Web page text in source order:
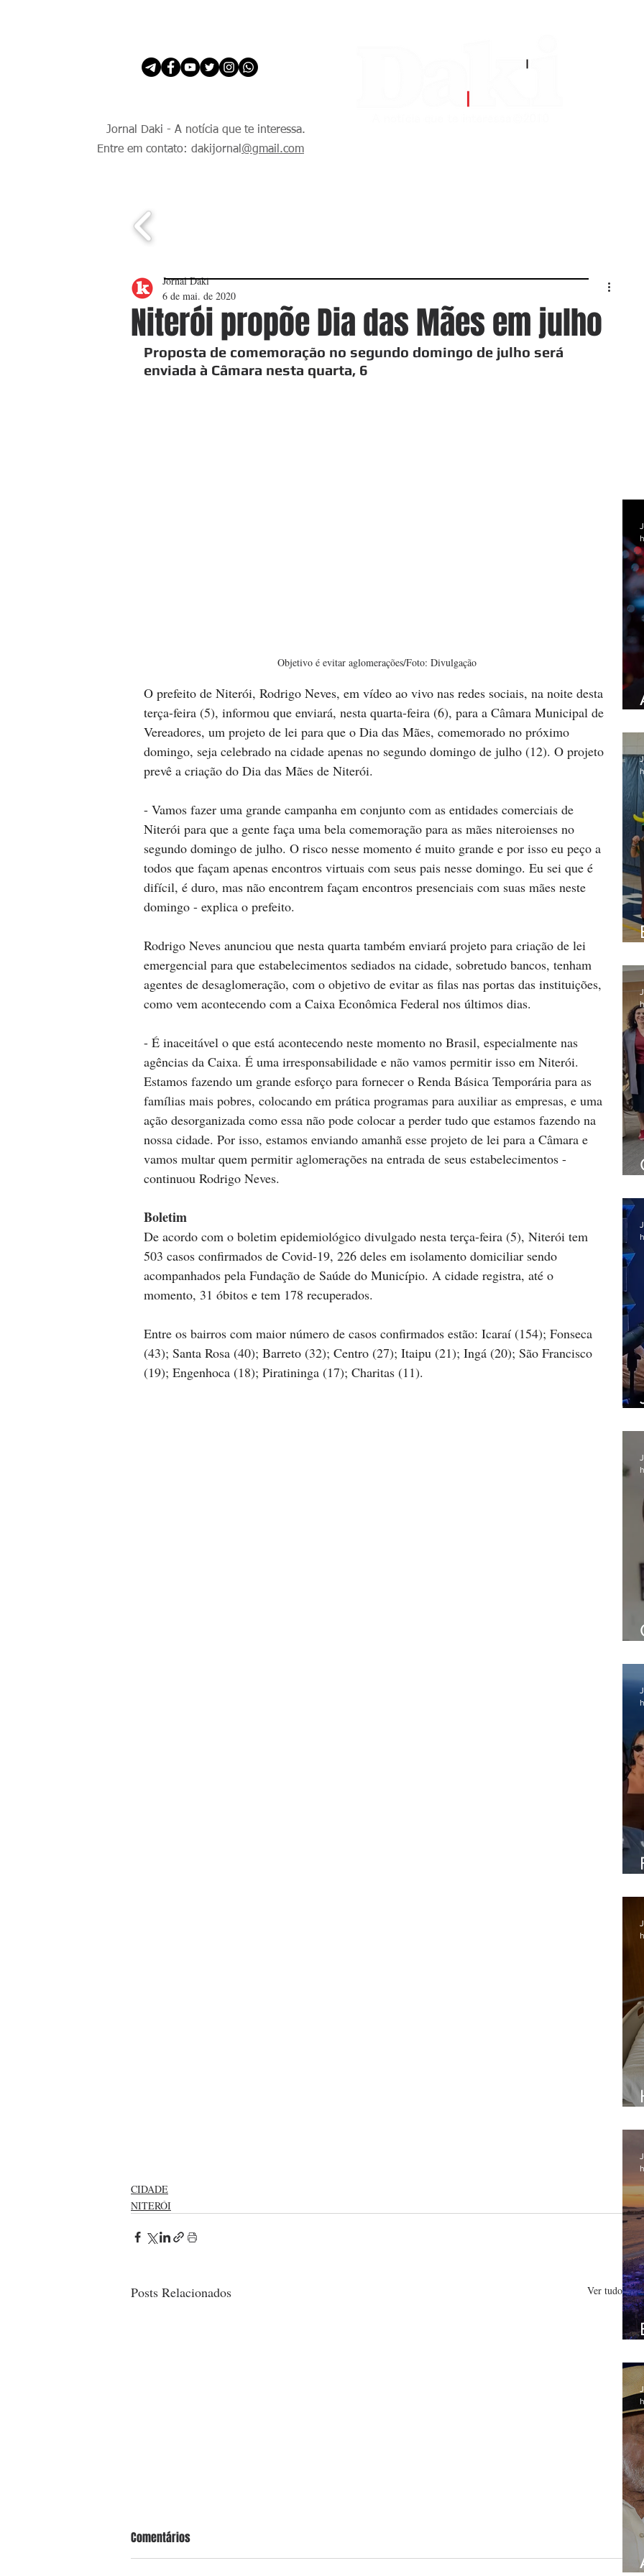
Jornal Daki - A notícia que te interessa.
Entre em contato: dakijornal @gmail.com
Niterói propõe Dia das Mães em julho
Jornal Daki
6 de mai. de 2020
Proposta de comemoração no segundo domingo de julho será
enviada à Câmara nesta quarta, 6
Objetivo é evitar aglomerações/Foto: Divulgação
O prefeito de Niterói, Rodrigo Neves, em vídeo ao vivo nas redes sociais, na noite desta
terça-feira (5), informou que enviará, nesta quarta-feira (6), para a Câmara Municipal de
Vereadores, um projeto de lei para que o Dia das Mães, comemorado no próximo
domingo, seja celebrado na cidade apenas no segundo domingo de julho (12). O projeto
prevê a criação do Dia das Mães de Niterói.
- Vamos fazer uma grande campanha em conjunto com as entidades comerciais de
Niterói para que a gente faça uma bela comemoração para as mães niteroienses no
segundo domingo de julho. O risco nesse momento é muito grande e por isso eu peço a
todos que façam apenas encontros virtuais com seus pais nesse domingo. Eu sei que é
difícil, é duro, mas não encontrem façam encontros presenciais com suas mães neste
domingo - explica o prefeito.
Rodrigo Neves anunciou que nesta quarta também enviará projeto para criação de lei
emergencial para que estabelecimentos sediados na cidade, sobretudo bancos, tenham
agentes de desaglomeração, com o objetivo de evitar as filas nas portas das instituições,
como vem acontecendo com a Caixa Econômica Federal nos últimos dias.
- É inaceitável o que está acontecendo neste momento no Brasil, especialmente nas
agências da Caixa. É uma irresponsabilidade e não vamos permitir isso em Niterói.
Estamos fazendo um grande esforço para fornecer o Renda Básica Temporária para as
famílias mais pobres, colocando em prática programas para auxiliar as empresas, e uma
ação desorganizada como essa não pode colocar a perder tudo que estamos fazendo na
nossa cidade. Por isso, estamos enviando amanhã esse projeto de lei para a Câmara e
vamos multar quem permitir aglomerações na entrada de seus estabelecimentos -
continuou Rodrigo Neves.
Boletim
De acordo com o boletim epidemiológico divulgado nesta terça-feira (5), Niterói tem
503 casos confirmados de Covid-19, 226 deles em isolamento domiciliar sendo
acompanhados pela Fundação de Saúde do Município. A cidade registra, até o
momento, 31 óbitos e tem 178 recuperados.
Entre os bairros com maior número de casos confirmados estão: Icaraí (154); Fonseca
(43); Santa Rosa (40); Barreto (32); Centro (27); Itaipu (21); Ingá (20); São Francisco
(19); Engenhoca (18); Piratininga (17); Charitas (11).
CIDADE
NITERÓI
Posts Relacionados Ver tudo
Comentários